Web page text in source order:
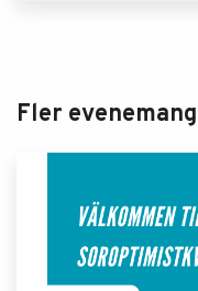
Fler evenemang